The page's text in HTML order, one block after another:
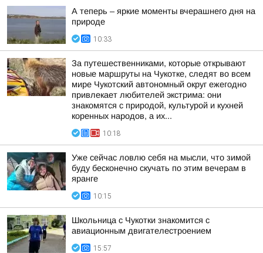
А теперь – яркие моменты вчерашнего дня на
природе
10:33
За путешественниками, которые открывают
новые маршруты на Чукотке, следят во всем
мире Чукотский автономный округ ежегодно
привлекает любителей экстрима: они
знакомятся с природой, культурой и кухней
коренных народов, а их...
10:18
Уже сейчас ловлю себя на мысли, что зимой
буду бесконечно скучать по этим вечерам в
яранге
10:15
Школьница с Чукотки знакомится с
авиационным двигателестроением
15:57